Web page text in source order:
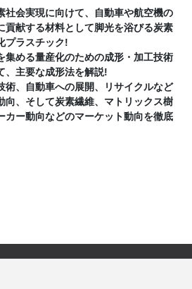
CONTACT
会実現に向けて、自動車や航空機の
貢献する材料として脚光を浴びる炭素
プラスチック!
める量産化のための成形・加工技術
、主要な成形法を解説!
、自動車への展開、リサイクルなど
向、そして炭素繊維、マトリックス樹
カー動向などのマーケット動向を徹底